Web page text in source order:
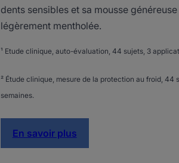
dents sensibles et sa mousse
légèrement mentholée.
¹ Etude clinique, auto-évaluation, 44 sujets, 3
² Étude clinique, mesure de la protection au froid,
semaines.
En savoir plus